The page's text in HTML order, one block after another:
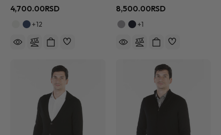
4,700.00RSD
+12
8,500.00RSD
+1